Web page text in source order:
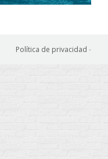
Política de privacidad -